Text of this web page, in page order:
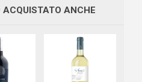
ACQUISTATO ANCHE